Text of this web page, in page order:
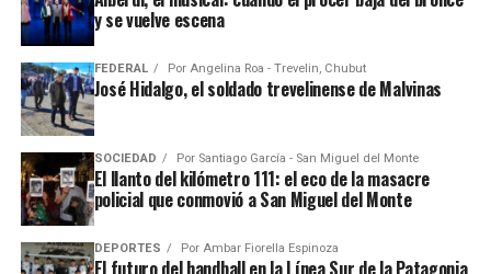
y se vuelve escena
FEDERAL Por Angelina Roa - Trevelin, Chubut
José Hidalgo, el soldado trevelinense de Malvinas
SOCIEDAD Por Santiago García - San Miguel del Monte
El llanto del kilómetro 111: el eco de la masacre
policial que conmovió a San Miguel del Monte
DEPORTES Por Ambar Fiorella Espinoza
El futuro del handball en la Línea Sur de la Patagonia